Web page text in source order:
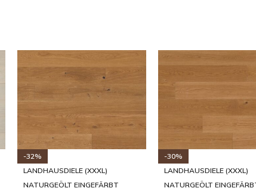
-30%
LANDHAUSDIELE (XXXL)
B-PROTECT **
-31%
LANDHAUSDIELE (XXXL)
NATURGEÖLT EINGEFÄRBT